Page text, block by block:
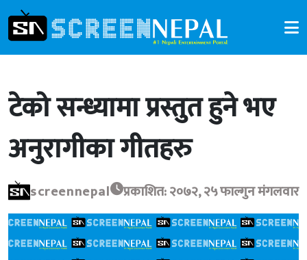
टेको सन्ध्यामा प्रस्तुत हुने भए
अनुरागीका गीतहरु
screennepal प्रकाशित: २०७२, २५ फाल्गुन मंगलवार